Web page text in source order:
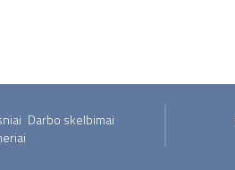
Darbo skelbimai